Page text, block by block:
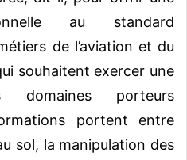
au standard
de l’aviation et du
souhaitent exercer une
porteurs
portent entre
sol, la manipulation des